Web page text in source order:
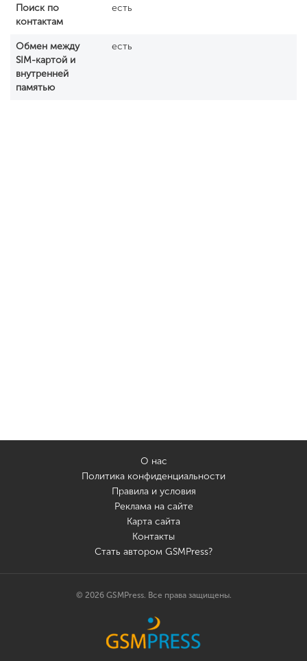
Поиск по
контактам
есть
Обмен между
SIM-картой и
внутренней
памятью
есть
О нас
Политика конфиденциальности
Правила и условия
Реклама на сайте
Карта сайта
Контакты
Стать автором GSMPress?
© 2026 GSMPress. Все права защищены.